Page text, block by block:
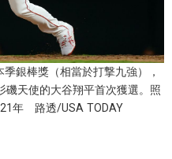
銀棒獎（相當於打撃九強），
磯天使的大谷翔平首次獲選。照
年 路透/USA TODAY